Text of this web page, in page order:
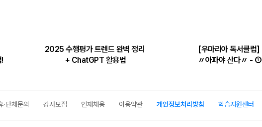
2025 수행평가 트렌드 완벽 정리
+ ChatGPT 활용법
[우마리아 독서클럽]
〃아파야 산다〃 - ①
·단체문의 강사모집 인재채용 이용약관 개인정보처리방침 학습지원센터